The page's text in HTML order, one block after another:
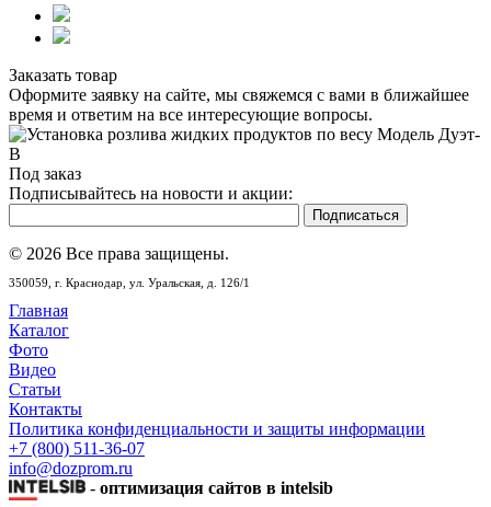
Заказать товар
Оформите заявку на сайте, мы свяжемся с вами в ближайшее
время и ответим на все интересующие вопросы.
Под заказ
Подписывайтесь на новости и акции:
© 2026 Все права защищены.
350059, г. Краснодар, ул. Уральская, д. 126/1
Главная
Каталог
Фото
Видео
Статьи
Контакты
Политика конфиденциальности и защиты информации
+7 (800) 511-36-07
info@dozprom.ru
- оптимизация сайтов в intelsib